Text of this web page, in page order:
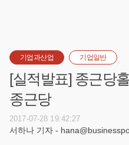
기업과산업 기업일반
[실적발표] 종근당
종근당
2017-07-28 19:42:27
서하나 기자 -